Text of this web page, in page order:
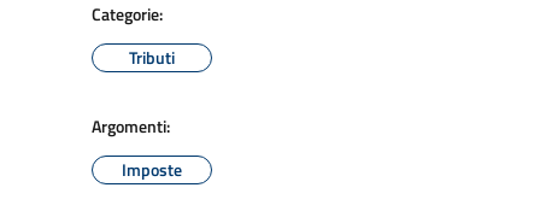
Categorie:
Tributi
Argomenti:
Imposte